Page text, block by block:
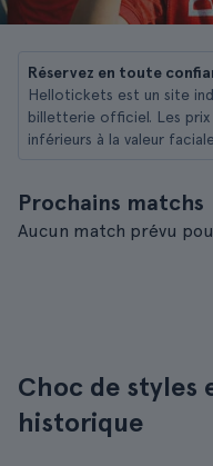
Réservez en toute
Hellotickets est un site
billetterie officiel. Les
inférieurs à la valeur
Prochains matchs
Aucun match prévu
Choc de styles
historique